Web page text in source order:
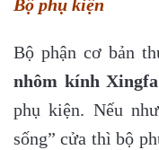
Bộ phụ kiện
Bộ phận cơ bản
nhôm kính
phụ kiện. Nếu
sống” cửa thì bộ